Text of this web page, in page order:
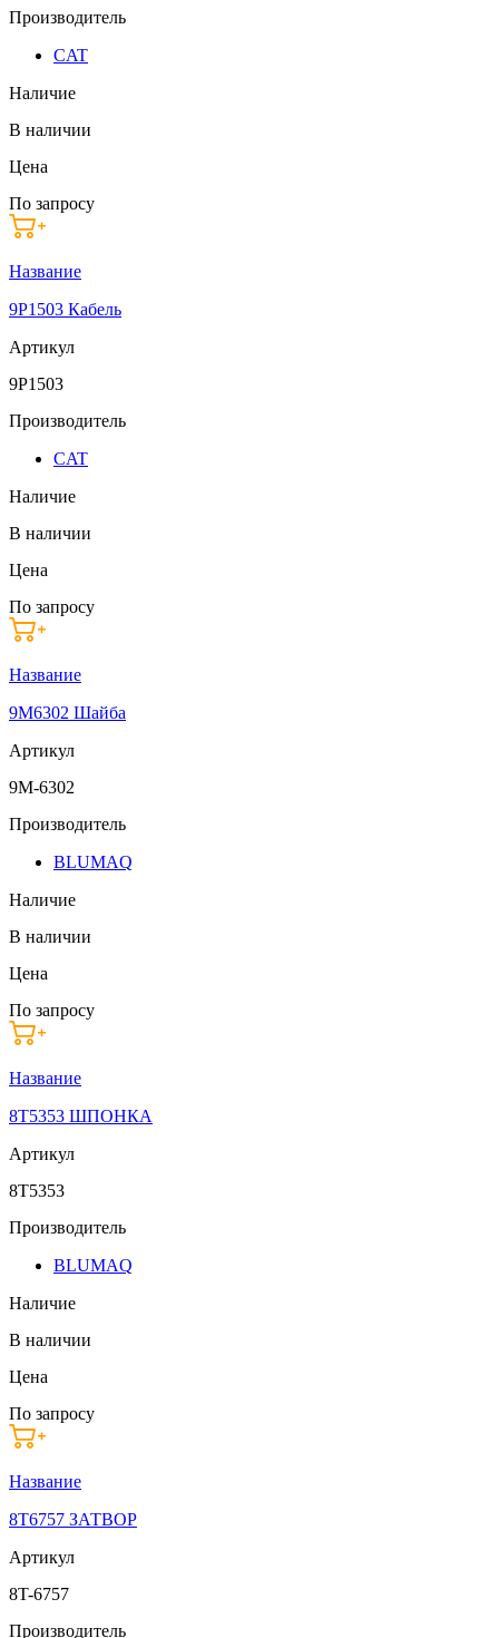
Производитель
CAT
Наличие
В наличии
Цена
По запросу
Название
9P1503 Кабель
Артикул
9P1503
Производитель
CAT
Наличие
В наличии
Цена
По запросу
Название
9M6302 Шайба
Артикул
9M-6302
Производитель
BLUMAQ
Наличие
В наличии
Цена
По запросу
Название
8T5353 ШПОНКА
Артикул
8T5353
Производитель
BLUMAQ
Наличие
В наличии
Цена
По запросу
Название
8T6757 ЗАТВОР
Артикул
8T-6757
Производитель